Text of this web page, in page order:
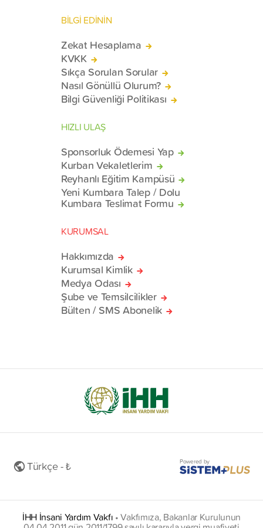
BİLGİ EDİNİN
Zekat Hesaplama
KVKK
Sıkça Sorulan Sorular
Nasıl Gönüllü Olurum?
Bilgi Güvenliği Politikası
HIZLI ULAŞ
Sponsorluk Ödemesi Yap
Kurban Vekaletlerim
Reyhanlı Eğitim Kampüsü
Yeni Kumbara Talep / Dolu
Kumbara Teslimat Formu
KURUMSAL
Hakkımızda
Kurumsal Kimlik
Medya Odası
Şube ve Temsilcilikler
Bülten / SMS Abonelik
Türkçe - ₺ Powered by
İHH İnsani Yardım Vakfı •Vakfımıza, Bakanlar Kurulunun